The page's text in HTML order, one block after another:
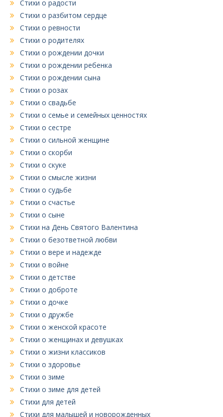
Стихи о радости
Стихи о разбитом сердце
Стихи о ревности
Стихи о родителях
Стихи о рождении дочки
Стихи о рождении ребенка
Стихи о рождении сына
Стихи о розах
Стихи о свадьбе
Стихи о семье и семейных ценностях
Стихи о сестре
Стихи о сильной женщине
Стихи о скорби
Стихи о скуке
Стихи о смысле жизни
Стихи о судьбе
Стихи о счастье
Стихи о сыне
Стихи на День Святого Валентина
Стихи о безответной любви
Стихи о вере и надежде
Стихи о войне
Стихи о детстве
Стихи о доброте
Стихи о дочке
Стихи о дружбе
Стихи о женской красоте
Стихи о женщинах и девушках
Стихи о жизни классиков
Стихи о здоровье
Стихи о зиме
Стихи о зиме для детей
Стихи для детей
Стихи для малышей и новорожденных